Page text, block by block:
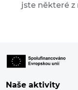
jste některé z
Naše aktivity